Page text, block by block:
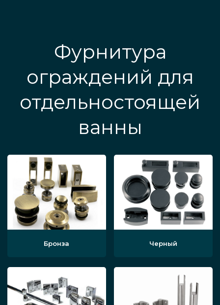
Фурнитура
ограждений для
отдельностоящей
ванны
Бронза Черный